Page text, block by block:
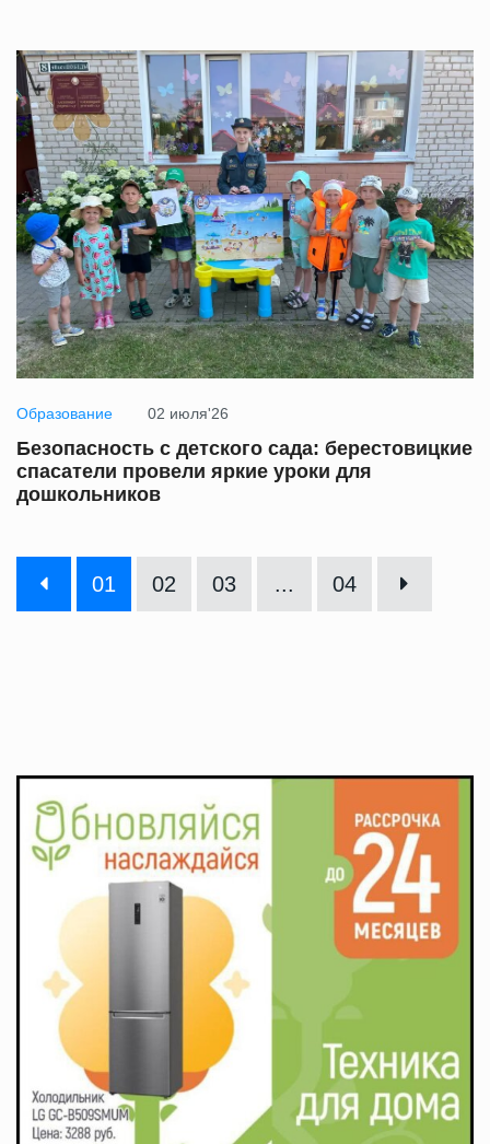
Образование 02 июля'26
Безопасность с детского сада: берестовицкие
спасатели провели яркие уроки для
дошкольников
01 02 03 ... 04